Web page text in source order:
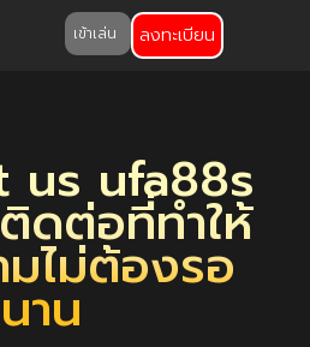
เข้าเล่น ลงทะเบียน
us ufa88s
ดต่อที่ทำให้
ไม่ต้องรอ
นาน